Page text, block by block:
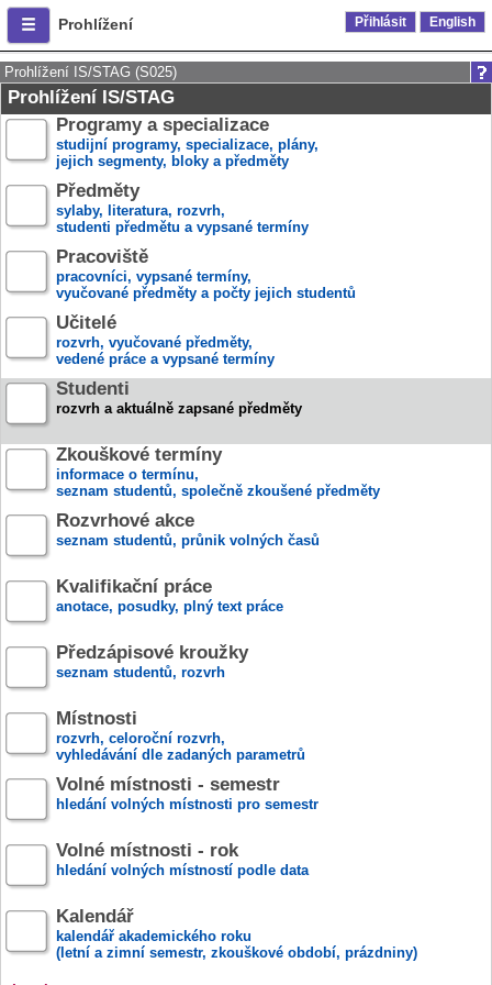
Prohlížení Přihlásit English
Prohlížení IS/STAG (S025)
Prohlížení IS/STAG
Programy a specializace
studijní programy, specializace, plány,
jejich segmenty, bloky a předměty
Předměty
sylaby, literatura, rozvrh,
studenti předmětu a vypsané termíny
Pracoviště
pracovníci, vypsané termíny,
vyučované předměty a počty jejich studentů
Učitelé
rozvrh, vyučované předměty,
vedené práce a vypsané termíny
Studenti
rozvrh a aktuálně zapsané předměty
Zkouškové termíny
informace o termínu,
seznam studentů, společně zkoušené předměty
Rozvrhové akce
seznam studentů, průnik volných časů
Kvalifikační práce
anotace, posudky, plný text práce
Předzápisové kroužky
seznam studentů, rozvrh
Místnosti
rozvrh, celoroční rozvrh,
vyhledávání dle zadaných parametrů
Volné místnosti - semestr
hledání volných místnosti pro semestr
Volné místnosti - rok
hledání volných místností podle data
Kalendář
kalendář akademického roku
(letní a zimní semestr, zkouškové období, prázdniny)